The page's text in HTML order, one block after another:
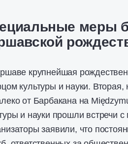
меры
крупнейшая
культуры и науки.
от Барбакана на
и науки прошли встречи
заявили, что